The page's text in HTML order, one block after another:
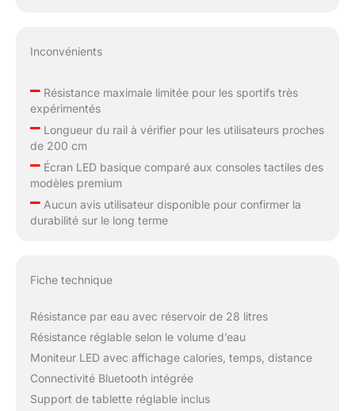
Inconvénients
–Résistance maximale limitée pour les sportifs très
expérimentés
–Longueur du rail à vérifier pour les utilisateurs proches
de 200 cm
–Écran LED basique comparé aux consoles tactiles des
modèles premium
–Aucun avis utilisateur disponible pour confirmer la
durabilité sur le long terme
Fiche technique
Résistance par eau avec réservoir de 28 litres
Résistance réglable selon le volume d’eau
Moniteur LED avec affichage calories, temps, distance
Connectivité Bluetooth intégrée
Support de tablette réglable inclus